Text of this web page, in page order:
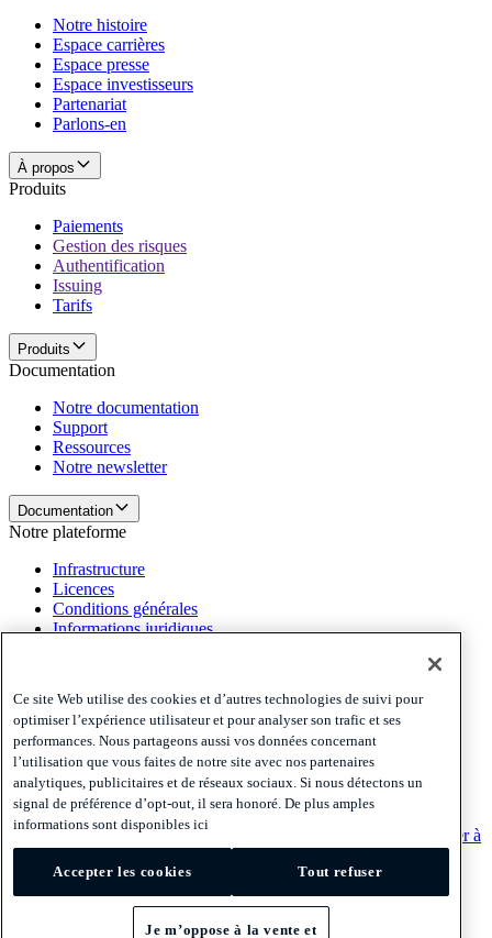
Notre histoire
Espace carrières
Espace presse
Espace investisseurs
Partenariat
Parlons-en
À propos
Produits
Paiements
Gestion des risques
Authentification
Issuing
Tarifs
Produits
Documentation
Notre documentation
Support
Ressources
Notre newsletter
Documentation
Notre plateforme
Infrastructure
Licences
Conditions générales
Informations juridiques
Politiques et mentions légales
Privacy
Cookies
Disclaimer
Politiques et mentions légales
S'abonner à notre newsletterS'abonner à notre newsletter
S'abonner à
notre newsletter
Privacy
Ce site Web utilise des cookies et d’autres technologies de suivi pour
optimiser l’expérience utilisateur et pour analyser son trafic et ses
performances. Nous partageons aussi vos données concernant
l’utilisation que vous faites de notre site avec nos partenaires
analytiques, publicitaires et de réseaux sociaux. Si nous détectons un
signal de préférence d’opt-out, il sera honoré. De plus amples
informations sont disponibles ici
Accepter les cookies Tout refuser
Je m’oppose à la vente et